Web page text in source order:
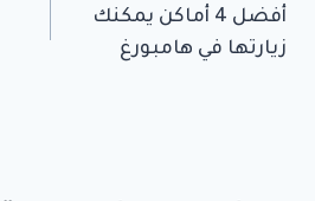
المقالاتأفضل 4 أماكن يمكنك
زيارتها في هامبورغ